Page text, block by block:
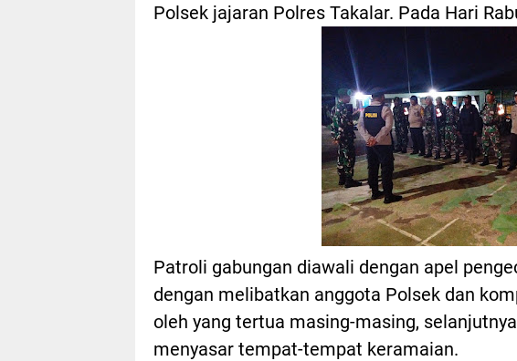
Polsek jajaran Polres Takalar. Pada Hari
Patroli gabungan diawali dengan apel
dengan melibatkan anggota Polsek dan
oleh yang tertua masing-masing,
menyasar tempat-tempat keramaian.